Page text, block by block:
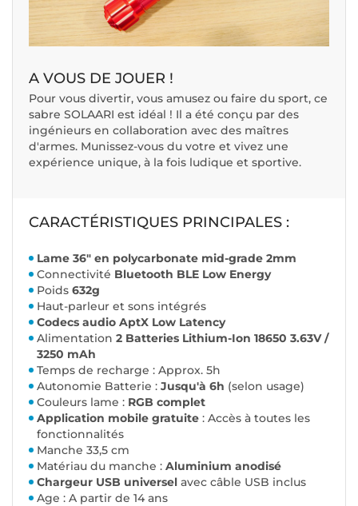
A VOUS DE JOUER !
Pour vous divertir, vous amusez ou faire du sport, ce
sabre SOLAARI est idéal ! Il a été conçu par des
ingénieurs en collaboration avec des maîtres
d'armes. Munissez-vous du votre et vivez une
expérience unique, à la fois ludique et sportive.
CARACTÉRISTIQUES PRINCIPALES :
Lame 36" en polycarbonate mid-grade 2mm
Connectivité Bluetooth BLE Low Energy
Poids 632g
Haut-parleur et sons intégrés
Codecs audio AptX Low Latency
Alimentation 2 Batteries Lithium-Ion 18650 3.63V /
3250 mAh
Temps de recharge : Approx. 5h
Autonomie Batterie : Jusqu'à 6h (selon usage)
Couleurs lame : RGB complet
Application mobile gratuite : Accès à toutes les
fonctionnalités
Manche 33,5 cm
Matériau du manche : Aluminium anodisé
Chargeur USB universel avec câble USB inclus
Age : A partir de 14 ans